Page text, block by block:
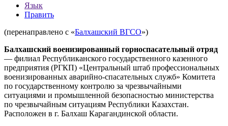
Язык
Править
(перенаправлено с «Балхашский ВГСО»)
Балхашский военизированный горноспасательный отряд
— филиал Республиканского государственного казенного
предприятия (РГКП) «Центральный штаб профессиональных
военизированных аварийно-спасательных служб» Комитета
по государственному контролю за чрезвычайными
ситуациями и промышленной безопасностью министерства
по чрезвычайным ситуациям Республики Казахстан.
Расположен в г. Балхаш Карагандинской области.